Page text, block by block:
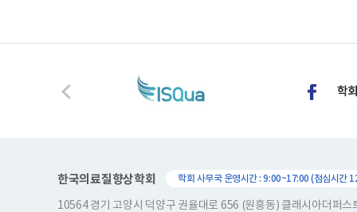
한국의료질향상학회 학회 사무국 운영시간 : 9:00~17:00 (점심시간
10564 경기 고양시 덕양구 권율대로 656 (원흥동) 클래시아더퍼